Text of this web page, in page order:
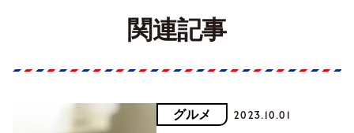
関連記事
グルメ 2023.10.01